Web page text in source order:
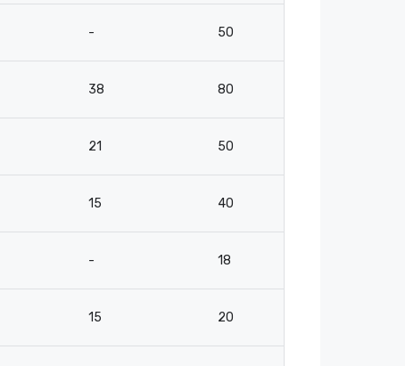
- 50
38 80
21 50
15 40
- 18
15 20